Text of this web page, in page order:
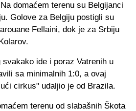
domaćem terenu su Belgijanci
Golove za Belgiju postigli su
Fellaini, dok je za Srbiju
ide i poraz Vatrenih u
sa minimalnih 1:0, a ovaj
cirkus" udaljio je od Brazila.
terenu od slabašnih Škota